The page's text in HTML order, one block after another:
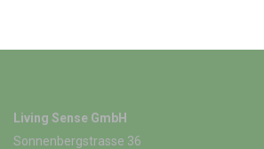
Living Sense GmbH
Sonnenbergstrasse 36